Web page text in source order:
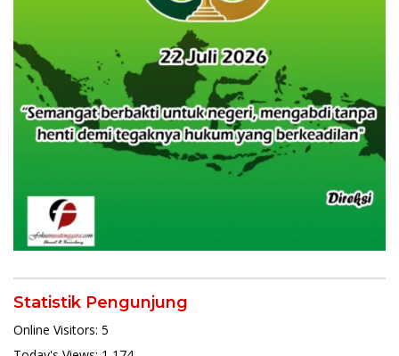
Statistik Pengunjung
Online Visitors: 5